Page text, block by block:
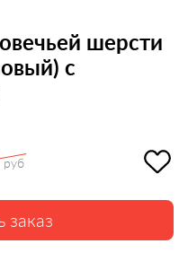
шерсти
с
руб